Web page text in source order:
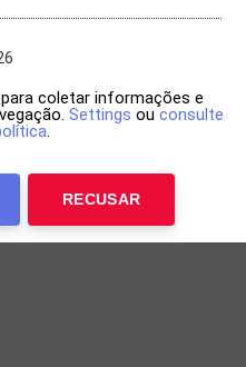
coletar informações e
Settings ou consulte
.
RECUSAR